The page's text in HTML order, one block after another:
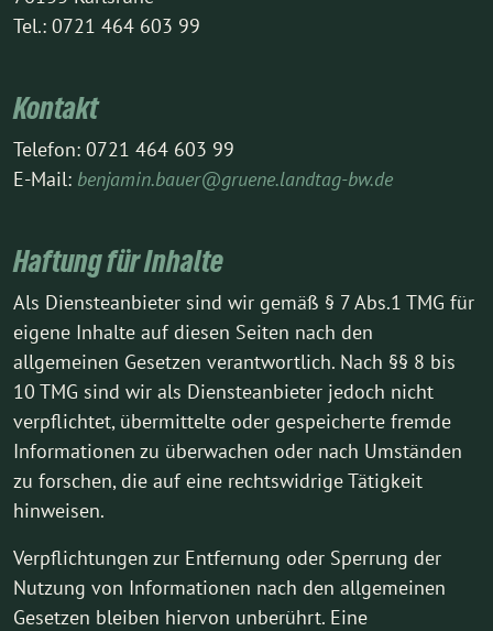
Tel.: 0721 464 603 99
Kontakt
Telefon: 0721 464 603 99
E-Mail: benjamin.bauer@gruene.landtag-bw.de
Haftung für Inhalte
Als Diensteanbieter sind wir gemäß § 7 Abs.1 TMG für
eigene Inhalte auf diesen Seiten nach den
allgemeinen Gesetzen verantwortlich. Nach §§ 8 bis
10 TMG sind wir als Diensteanbieter jedoch nicht
verpflichtet, übermittelte oder gespeicherte fremde
Informationen zu überwachen oder nach Umständen
zu forschen, die auf eine rechtswidrige Tätigkeit
hinweisen.
Verpflichtungen zur Entfernung oder Sperrung der
Nutzung von Informationen nach den allgemeinen
Gesetzen bleiben hiervon unberührt. Eine